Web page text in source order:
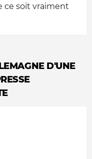
ce soit vraiment
D'UNE